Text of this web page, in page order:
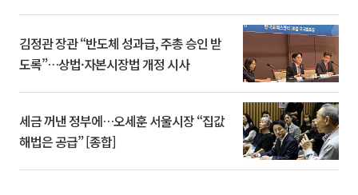
김정관 장관 “반도체 성과급, 주총 승인 받
도록”…상법·자본시장법 개정 시사
세금 꺼낸 정부에…오세훈 서울시장 “집값
해법은 공급” [종합]